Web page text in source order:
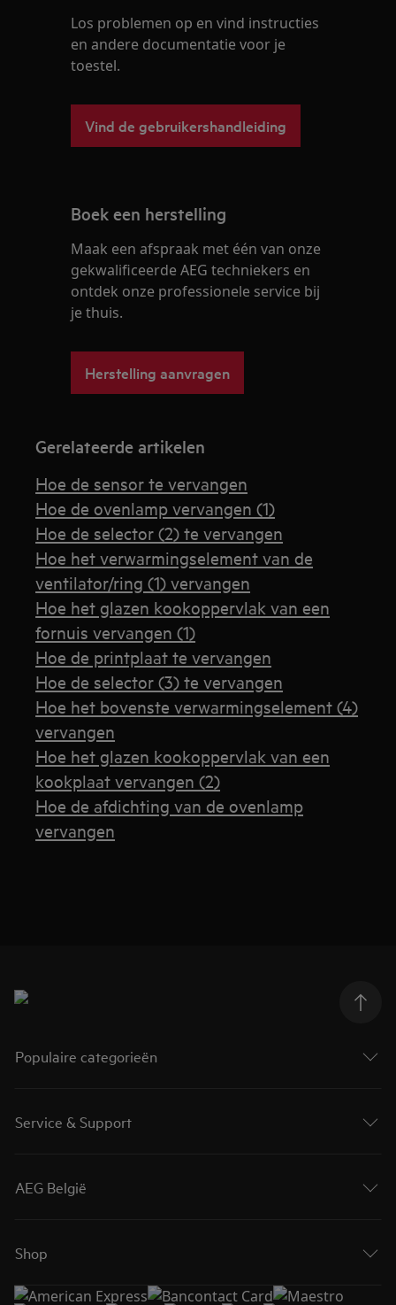
Los problemen op en vind instructies
en andere documentatie voor je
toestel.
Vind de gebruikershandleiding
Boek een herstelling
Maak een afspraak met één van onze
gekwalificeerde AEG techniekers en
ontdek onze professionele service bij
je thuis.
Herstelling aanvragen
Gerelateerde artikelen
Hoe de sensor te vervangen
Hoe de ovenlamp vervangen (1)
Hoe de selector (2) te vervangen
Hoe het verwarmingselement van de
ventilator/ring (1) vervangen
Hoe het glazen kookoppervlak van een
fornuis vervangen (1)
Hoe de printplaat te vervangen
Hoe de selector (3) te vervangen
Hoe het bovenste verwarmingselement (4)
vervangen
Hoe het glazen kookoppervlak van een
kookplaat vervangen (2)
Hoe de afdichting van de ovenlamp
vervangen
Populaire categorieën
Service & Support
AEG België
Shop